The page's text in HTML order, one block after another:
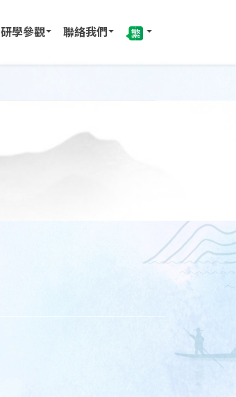
研學參觀 聯絡我們